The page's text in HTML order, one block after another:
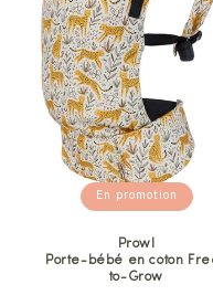
En promotion
Prowl
Porte-bébé en coton
to-Grow